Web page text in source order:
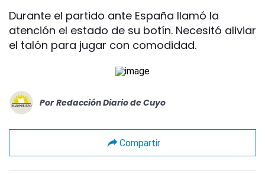
Durante el partido ante España llamó la
atención el estado de su botín. Necesitó aliviar
el talón para jugar con comodidad.
Por Redacción Diario de Cuyo
Compartir